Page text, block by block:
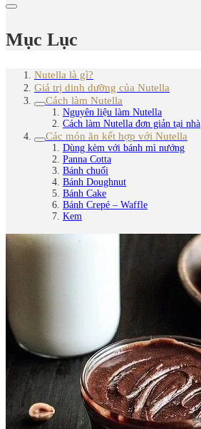
Mục Lục
Nutella là gì?
Giá trị dinh dưỡng của Nutella
Cách làm Nutella
Nguyên liệu làm Nutella
Cách làm Nutella đơn giản tại nhà
Các món ăn kết hợp với Nutella
Dùng kèm với bánh mì nướng
Panna Cotta
Bánh chuối
Bánh Doughnut
Bánh Cake
Bánh Crepé – Waffle
Kem